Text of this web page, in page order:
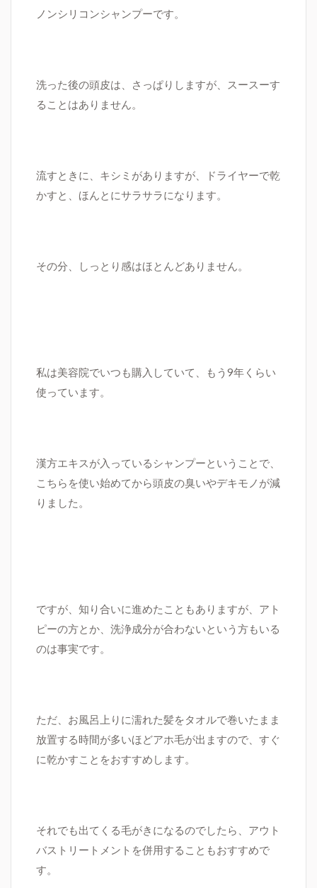
ノンシリコンシャンプーです。
洗った後の頭皮は、さっぱりしますが、スースーす
ることはありません。
流すときに、キシミがありますが、ドライヤーで乾
かすと、ほんとにサラサラになります。
その分、しっとり感はほとんどありません。
私は美容院でいつも購入していて、もう 9年くらい
使っています。
漢方エキスが入っているシャンプーということで、
こちらを使い始めてから頭皮の臭いやデキモノが減
りました。
ですが、知り合いに進めたこともありますが、アト
ピーの方とか、洗浄成分が合わないという方もいる
のは事実です。
ただ、お風呂上りに濡れた髪をタオルで巻いたまま
放置する時間が多いほどアホ毛が出ますので、すぐ
に乾かすことをおすすめします。
それでも出てくる毛がきになるのでしたら、アウト
バストリートメントを併用することもおすすめで
す。